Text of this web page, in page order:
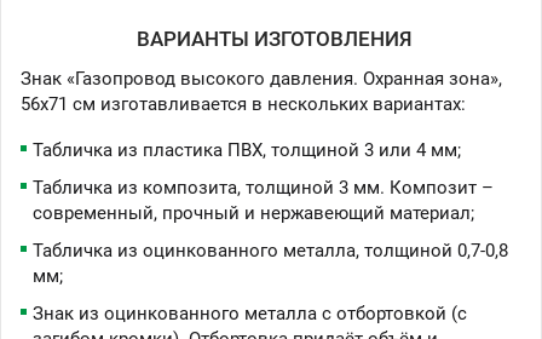
ВАРИАНТЫ ИЗГОТОВЛЕНИЯ
Знак «Газопровод высокого давления. Охранная зона»,
56х71 см изготавливается в нескольких вариантах:
Табличка из пластика ПВХ, толщиной 3 или 4 мм;
Табличка из композита, толщиной 3 мм. Композит –
современный, прочный и нержавеющий материал;
Табличка из оцинкованного металла, толщиной 0,7-0,8
мм;
Знак из оцинкованного металла с отбортовкой (с